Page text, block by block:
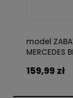
model
MERCEDES
159,99 zł